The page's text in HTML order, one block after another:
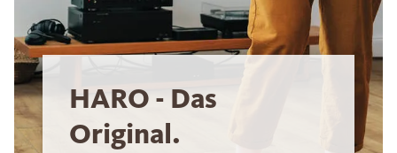
HARO - Das
Original.